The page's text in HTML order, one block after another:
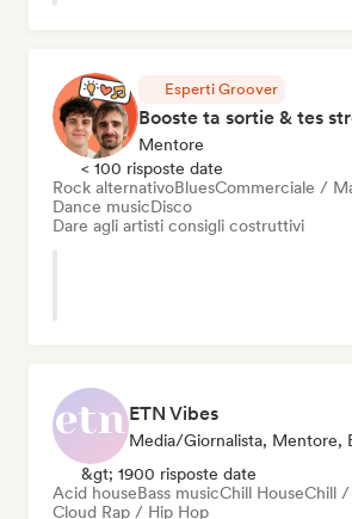
Esperti Groover
Mentore
< 100 risposte date
Rock alternativoBluesCommerciale /
Dance musicDisco
Dare agli artisti consigli costruttivi
ETN Vibes
&gt; 1900 risposte date
Acid houseBass musicChill HouseChill
Cloud Rap / Hip Hop